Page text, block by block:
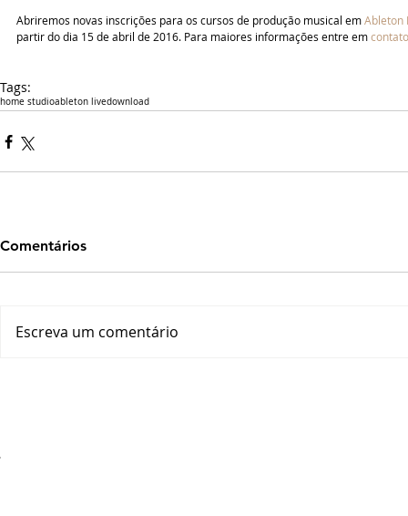
Abriremos novas inscrições para os cursos de produção musical em Ableton
partir do dia 15 de abril de 2016. Para maiores informações entre em contato
Tags:
home studioableton livedownload
Comentários
Escreva um comentário